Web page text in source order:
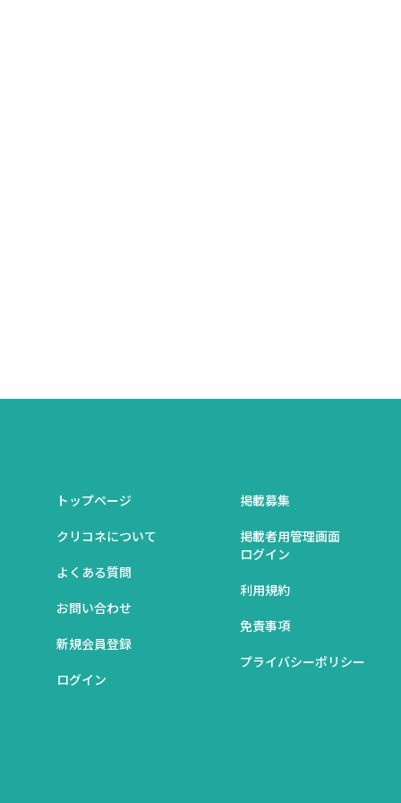
トップページ
クリコネについて
よくある質問
お問い合わせ
新規会員登録
ログイン
掲載募集
掲載者用管理画面
ログイン
利用規約
免責事項
プライバシーポリシー